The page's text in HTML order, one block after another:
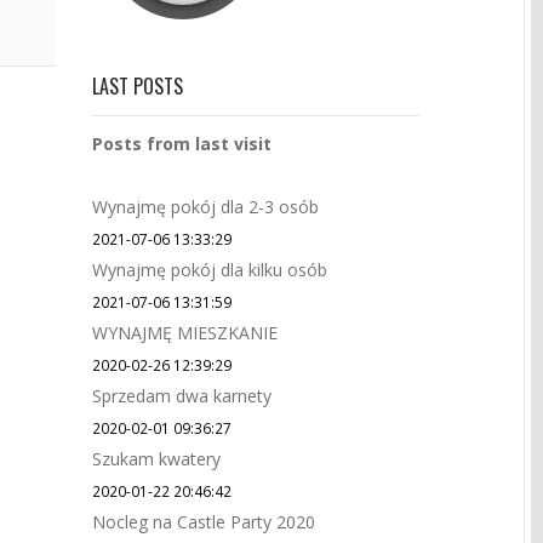
LAST POSTS
Posts from last visit
Wynajmę pokój dla 2-3 osób
2021-07-06 13:33:29
Wynajmę pokój dla kilku osób
2021-07-06 13:31:59
WYNAJMĘ MIESZKANIE
2020-02-26 12:39:29
Sprzedam dwa karnety
2020-02-01 09:36:27
Szukam kwatery
2020-01-22 20:46:42
Nocleg na Castle Party 2020